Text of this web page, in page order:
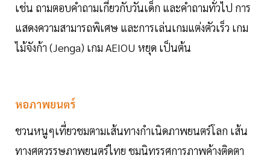
เช่น ถามตอบคำถามเกี่ยวกับวันเด็ก และคำถามทั่วไป การ
แสดงความสามารถพิเศษ และการเล่นเกมแต่งตัวเร็ว เกม
ไม้จังก้า (Jenga) เกม AEIOU หยุด เป็นต้น
หอภาพยนตร์
ชวนหนูๆเที่ยวชมตามเส้นทางกำเนิดภาพยนตร์โลก เส้น
ทางศตวรรษภาพยนตร์ไทย ชมนิทรรศการภาพค้างติดตา